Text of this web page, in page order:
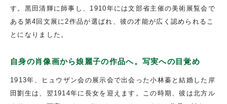
す。黒田清輝に師事し、1910年には文部省主催の美術展覧会で
ある第4回文展に2作品が選ばれ、彼の才能が広く認められるこ
とになりました。
自身の肖像画から娘麗子の作品へ。写実への目覚め
1913年、ヒュウザン会の展示会で出会った小林蓁と結婚した岸
田劉生は、翌1914年に長女を迎えます。この時期、彼は北方ル